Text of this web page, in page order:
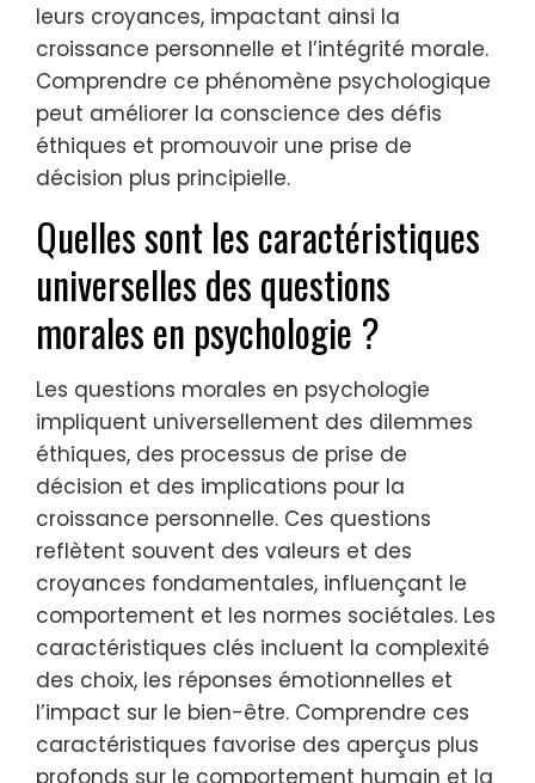
leurs croyances, impactant ainsi la
croissance personnelle et l’intégrité morale.
Comprendre ce phénomène psychologique
peut améliorer la conscience des défis
éthiques et promouvoir une prise de
décision plus principielle.
Quelles sont les caractéristiques
universelles des questions
morales en psychologie ?
Les questions morales en psychologie
impliquent universellement des dilemmes
éthiques, des processus de prise de
décision et des implications pour la
croissance personnelle. Ces questions
reflètent souvent des valeurs et des
croyances fondamentales, influençant le
comportement et les normes sociétales. Les
caractéristiques clés incluent la complexité
des choix, les réponses émotionnelles et
l’impact sur le bien-être. Comprendre ces
caractéristiques favorise des aperçus plus
profonds sur le comportement humain et la